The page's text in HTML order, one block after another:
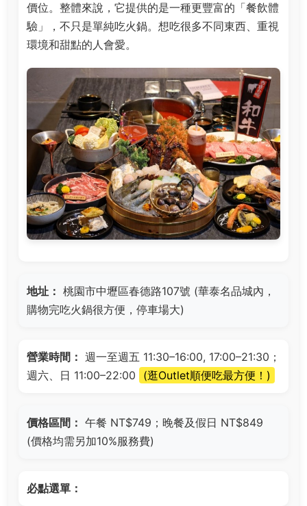
價位。整體來說，它提供的是一種更豐富的「餐飲體
驗」，不只是單純吃火鍋。想吃很多不同東西、重視
環境和甜點的人會愛。
地址： 桃園市中壢區春德路107號 (華泰名品城內，
購物完吃火鍋很方便，停車場大)
營業時間： 週一至週五 11:30–16:00, 17:00–21:30；
週六、日 11:00–22:00
(逛Outlet順便吃最方便！)
價格區間： 午餐 NT$749；晚餐及假日 NT$849
(價格均需另加10%服務費)
必點選單：